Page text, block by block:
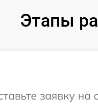
Этапы
заявку